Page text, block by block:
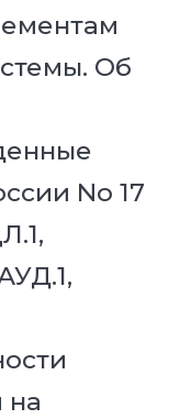
Об
No 17
на